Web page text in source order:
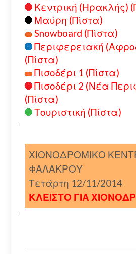
Κεντρική (Ηρακλής)
Μαύρη (Πίστα)
Snowboard (Πίστα)
Περιφερειακή
(Πίστα)
Πισοδέρι 1 (Πίστα)
Πισοδέρι 2 (Νέα
(Πίστα)
Τουριστική (Πίστα)
ΧΙΟΝΟΔΡΟΜΙΚΟ
ΦΑΛΑΚΡΟΥ
Τετάρτη 12/11/2014
ΚΛΕΙΣΤΟ ΓΙΑ